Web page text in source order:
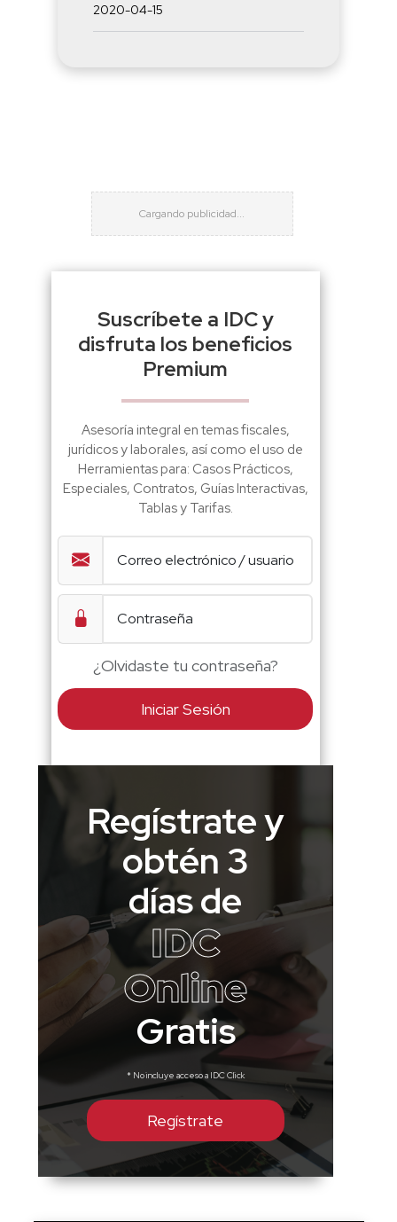
2020-04-15
Suscríbete a IDC y
disfruta los beneficios
Premium
Asesoría integral en temas fiscales,
jurídicos y laborales, así como el uso de
Herramientas para: Casos Prácticos,
Especiales, Contratos, Guías Interactivas,
Tablas y Tarifas.
¿Olvidaste tu contraseña?
Iniciar Sesión
Regístrate y
obtén 3
días de
IDC
Online
Gratis
* No incluye acceso a IDC Click
Regístrate